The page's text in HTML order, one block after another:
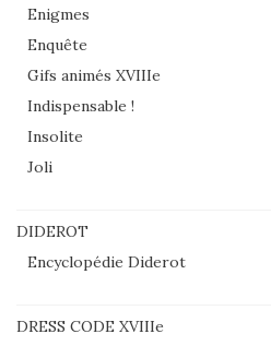
Enigmes
Enquête
Gifs animés XVIIIe
Indispensable !
Insolite
Joli
DIDEROT
Encyclopédie Diderot
DRESS CODE XVIIIe